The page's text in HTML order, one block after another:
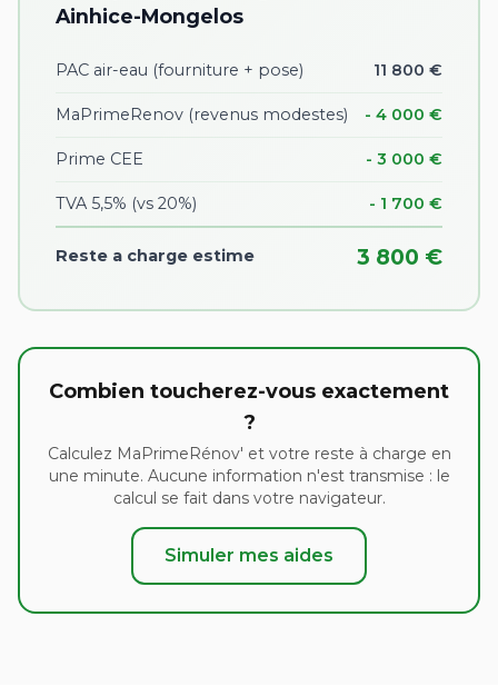
Ainhice-Mongelos
PAC air-eau (fourniture + pose) 11 800 €
MaPrimeRenov (revenus modestes) - 4 000 €
Prime CEE - 3 000 €
TVA 5,5% (vs 20%) - 1 700 €
Reste a charge estime 3 800 €
Combien toucherez-vous exactement
?
Calculez MaPrimeRénov' et votre reste à charge en
une minute. Aucune information n'est transmise : le
calcul se fait dans votre navigateur.
Simuler mes aides